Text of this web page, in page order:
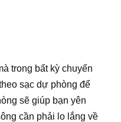
trong bất kỳ chuyến
sạc dự phòng để
sẽ giúp bạn yên
cần phải lo lắng về